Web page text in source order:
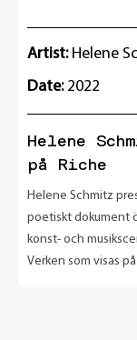
Artist: Helene
Date: 2022
Helene
på Riche
Helene Schmitz
poetiskt dokument
konst- och
Verken som visas